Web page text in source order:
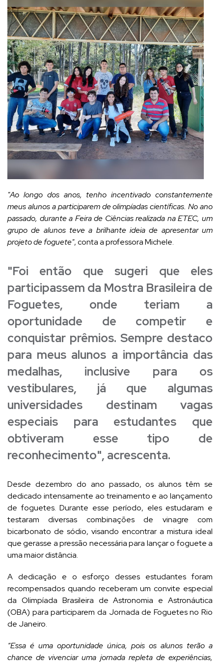
"Ao longo dos anos, tenho incentivado constantemente
meus alunos a participarem de olimpíadas científicas. No ano
passado, durante a Feira de Ciências realizada na ETEC, um
grupo de alunos teve a brilhante ideia de apresentar um
projeto de foguete", conta a professora Michele.
"Foi então que sugeri que eles
participassem da Mostra Brasileira de
Foguetes, onde teriam a
oportunidade de competir e
conquistar prêmios. Sempre destaco
para meus alunos a importância das
medalhas, inclusive para os
vestibulares, já que algumas
universidades destinam vagas
especiais para estudantes que
obtiveram esse tipo de
reconhecimento", acrescenta.
Desde dezembro do ano passado, os alunos têm se
dedicado intensamente ao treinamento e ao lançamento
de foguetes. Durante esse período, eles estudaram e
testaram diversas combinações de vinagre com
bicarbonato de sódio, visando encontrar a mistura ideal
que gerasse a pressão necessária para lançar o foguete a
uma maior distância.
A dedicação e o esforço desses estudantes foram
recompensados quando receberam um convite especial
da Olimpíada Brasileira de Astronomia e Astronáutica
(OBA) para participarem da Jornada de Foguetes no Rio
de Janeiro.
“Essa é uma oportunidade única, pois os alunos terão a
chance de vivenciar uma jornada repleta de experiências,